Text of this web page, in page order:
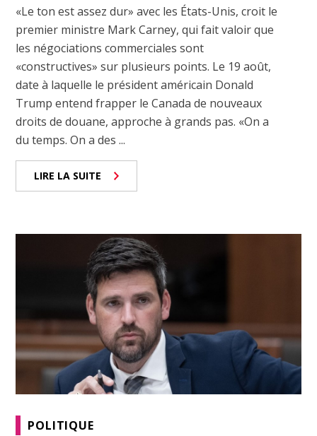
«Le ton est assez dur» avec les États-Unis, croit le
premier ministre Mark Carney, qui fait valoir que
les négociations commerciales sont
«constructives» sur plusieurs points. Le 19 août,
date à laquelle le président américain Donald
Trump entend frapper le Canada de nouveaux
droits de douane, approche à grands pas. «On a
du temps. On a des ...
LIRE LA SUITE
POLITIQUE